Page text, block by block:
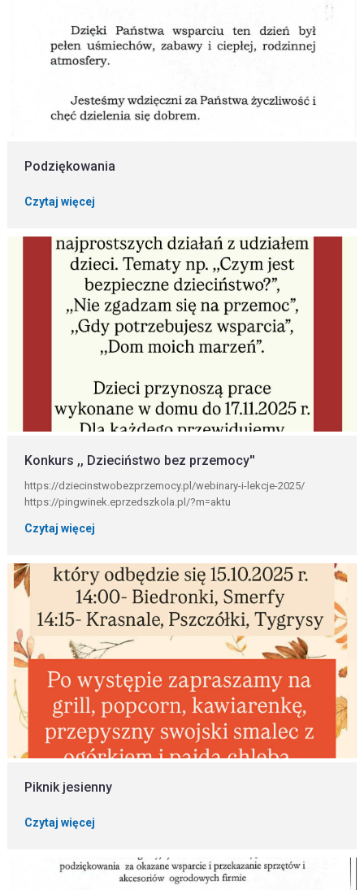
Podziękowania
Czytaj więcej
Konkurs ,, Dzieciństwo bez przemocy''
https://dziecinstwobezprzemocy.pl/webinary-i-lekcje-2025/
https://pingwinek.eprzedszkola.pl/?m=aktu
Czytaj więcej
Piknik jesienny
Czytaj więcej